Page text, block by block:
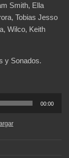
Smith, Ella
Tobias Jesso
Wilco, Keith
y Sonados.
00:00